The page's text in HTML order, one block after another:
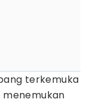
terkemuka
menemukan